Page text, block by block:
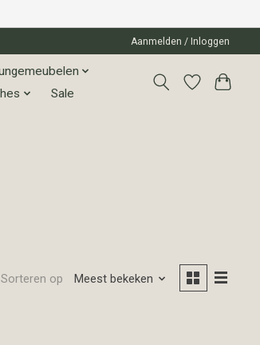
Aanmelden / Inloggen
Sale
Sorteren op Meest bekeken